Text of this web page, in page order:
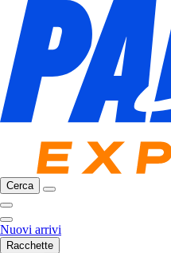
Cerca
Nuovi arrivi
Racchette